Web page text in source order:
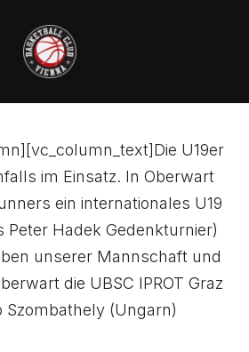
IN
U19er
im Einsatz. In Oberwart
ein internationales U19
Peter Hadek Gedenkturnier)
unserer Mannschaft und
die UBSC IPROT Graz
Szombathely (Ungarn)